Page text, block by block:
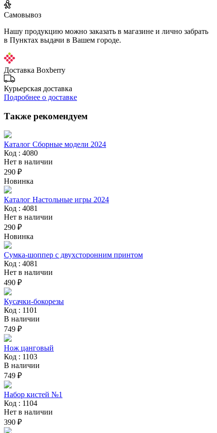
Самовывоз
Нашу продукцию можно заказать в магазине и лично забрать
в Пунктах выдачи в Вашем городе.
Доставка Boxberry
Курьерская доставка
Подробнее о доставке
Также рекомендуем
Каталог Сборные модели 2024
Код : 4080
Нет в наличии
290 ₽
Новинка
Каталог Настольные игры 2024
Код : 4081
Нет в наличии
290 ₽
Новинка
Сумка-шоппер с двухсторонним принтом
Код : 4081
Нет в наличии
490 ₽
Кусачки-бокорезы
Код : 1101
В наличии
749 ₽
Нож цанговый
Код : 1103
В наличии
749 ₽
Набор кистей №1
Код : 1104
Нет в наличии
390 ₽